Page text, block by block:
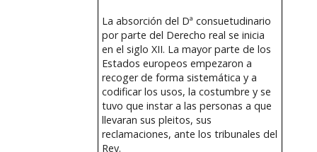
La absorción del Dª consuetudinario
por parte del Derecho real se inicia
en el siglo XII. La mayor parte de los
Estados europeos empezaron a
recoger de forma sistemática y a
codificar los usos, la costumbre y se
tuvo que instar a las personas a que
llevaran sus pleitos, sus
reclamaciones, ante los tribunales del
Rey.